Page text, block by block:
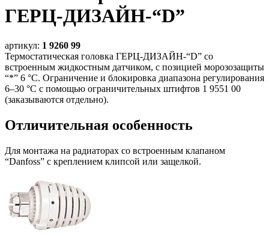
ГЕРЦ-ДИЗАЙН-“D”
артикул: 1 9260 99
Термостатическая головка ГЕРЦ-ДИЗАЙН-“D” со
встроенным жидкостным датчиком, с позицией морозозащиты
“*” 6 °С. Ограничение и блокировка диапазона регулирования
6–30 °С с помощью ограничительных штифтов 1 9551 00
(заказываются отдельно).
Отличительная особенность
Для монтажа на радиаторах со встроенным клапаном
“Danfoss” с креплением клипсой или защелкой.